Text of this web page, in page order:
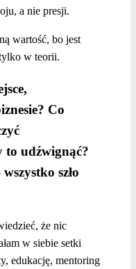
a nie presji.
wartość, bo jest
w teorii.
Co
to udźwignąć?
szło
że nic
w siebie setki
edukację, mentoring